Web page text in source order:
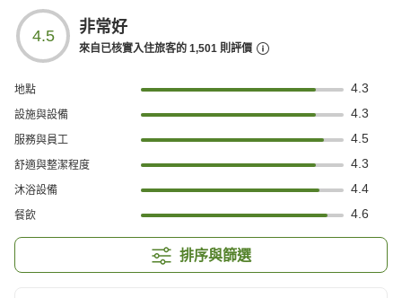
4.5 非常好
來自已核實入住旅客的 1,501 則評價
地點 4.3
設施與設備 4.3
服務與員工 4.5
舒適與整潔程度 4.3
沐浴設備 4.4
餐飲 4.6
排序與篩選